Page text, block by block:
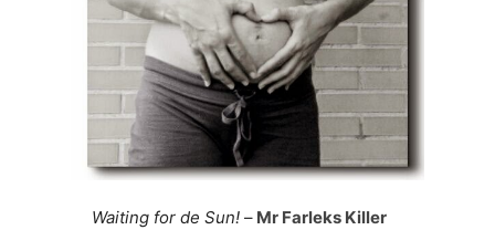
Waiting for de Sun! – Mr Farleks Killer